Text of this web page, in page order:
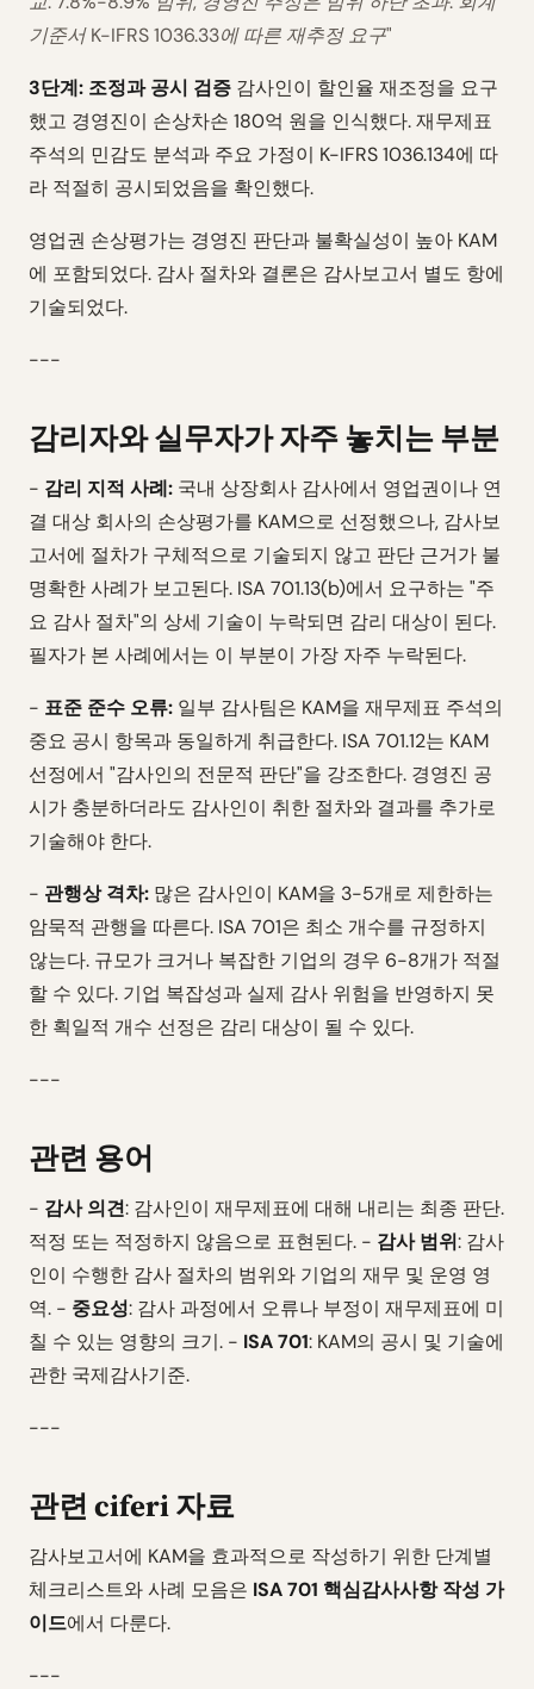
기준서 K-IFRS 1036.33에 따른 재추정 요구"
3단계: 조정과 공시 검증 감사인이 할인율 재조정을 요구
했고 경영진이 손상차손 180억 원을 인식했다. 재무제표
주석의 민감도 분석과 주요 가정이 K-IFRS 1036.134에 따
라 적절히 공시되었음을 확인했다.
영업권 손상평가는 경영진 판단과 불확실성이 높아 KAM
에 포함되었다. 감사 절차와 결론은 감사보고서 별도 항에
기술되었다.
---
감리자와 실무자가 자주 놓치는 부분
- 감리 지적 사례: 국내 상장회사 감사에서 영업권이나 연
결 대상 회사의 손상평가를 KAM으로 선정했으나, 감사보
고서에 절차가 구체적으로 기술되지 않고 판단 근거가 불
명확한 사례가 보고된다. ISA 701.13(b)에서 요구하는 "주
요 감사 절차"의 상세 기술이 누락되면 감리 대상이 된다.
필자가 본 사례에서는 이 부분이 가장 자주 누락된다.
- 표준 준수 오류: 일부 감사팀은 KAM을 재무제표 주석의
중요 공시 항목과 동일하게 취급한다. ISA 701.12는 KAM
선정에서 "감사인의 전문적 판단"을 강조한다. 경영진 공
시가 충분하더라도 감사인이 취한 절차와 결과를 추가로
기술해야 한다.
- 관행상 격차: 많은 감사인이 KAM을 3-5개로 제한하는
암묵적 관행을 따른다. ISA 701은 최소 개수를 규정하지
않는다. 규모가 크거나 복잡한 기업의 경우 6-8개가 적절
할 수 있다. 기업 복잡성과 실제 감사 위험을 반영하지 못
한 획일적 개수 선정은 감리 대상이 될 수 있다.
---
관련 용어
- 감사 의견: 감사인이 재무제표에 대해 내리는 최종 판단.
적정 또는 적정하지 않음으로 표현된다. - 감사 범위: 감사
인이 수행한 감사 절차의 범위와 기업의 재무 및 운영 영
역. - 중요성: 감사 과정에서 오류나 부정이 재무제표에 미
칠 수 있는 영향의 크기. - ISA 701: KAM의 공시 및 기술에
관한 국제감사기준.
---
관련 ciferi 자료
감사보고서에 KAM을 효과적으로 작성하기 위한 단계별
체크리스트와 사례 모음은 ISA 701 핵심감사사항 작성 가
이드에서 다룬다.
---